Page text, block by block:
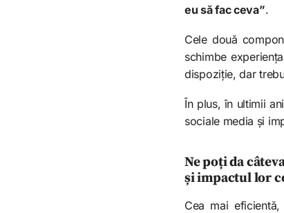
eu să fac ceva”.
Cele două
schimbe
dispoziție, dar
În plus, în ultimii
sociale media și
Ne poți da
și impactul lor
Cea mai